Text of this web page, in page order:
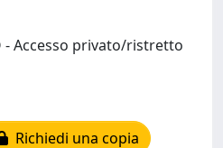
- Accesso privato/ristretto
Richiedi una copia